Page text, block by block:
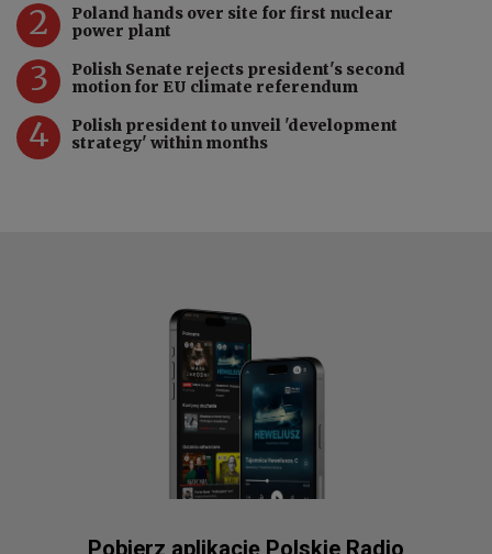
2
Poland hands over site for first nuclear
power plant
3
Polish Senate rejects president's second
motion for EU climate referendum
4
Polish president to unveil 'development
strategy' within months